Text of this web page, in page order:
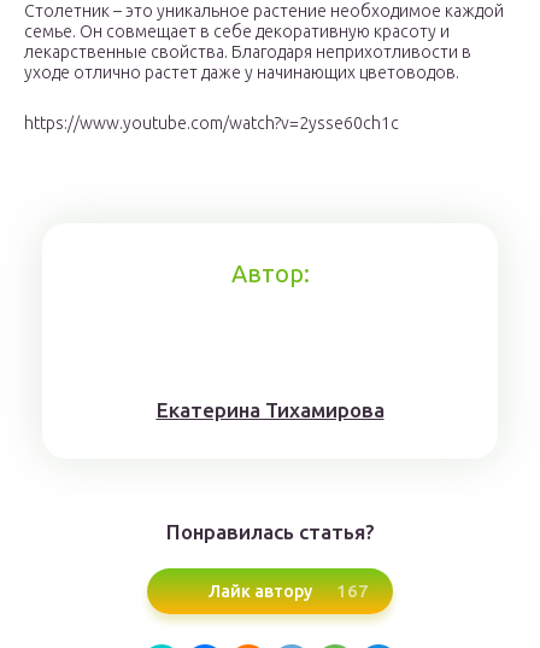
Столетник – это уникальное растение необходимое каждой
семье. Он совмещает в себе декоративную красоту и
лекарственные свойства. Благодаря неприхотливости в
уходе отлично растет даже у начинающих цветоводов.
https://www.youtube.com/watch?v=2ysse60ch1c
Автор:
Eкaтерина Тихaмировa
Понравилась статья?
Лайк автору 167